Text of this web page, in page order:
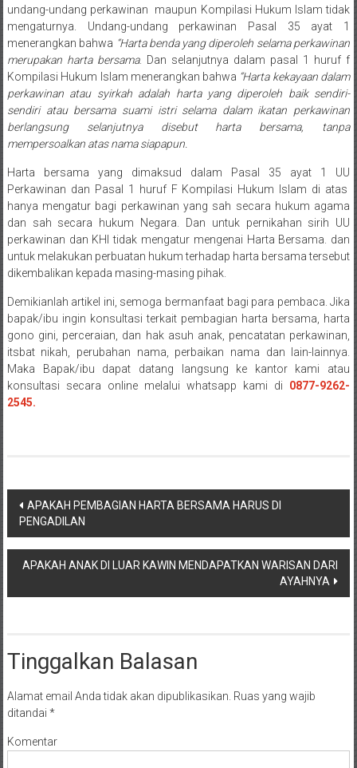
panjang/
Kayutanam/
Baso/
Payakumbung/
Tanjung
pati/
Sarilamak/
Hulu
Pasaman/
Kapur
IX/
Pangkalan/
Riau/
Pekanbaru/
Bangkinang/
Duri/
Dumai
Pangkal
Pinang/
Sulawesi,
NTT/
Barat/
Kalimantan
Timur/
Kalimantan
Selatan/
Terdekat
undang-undang perkawinan maupun Kompilasi Hukum Islam tidak
mengaturnya. Undang-undang perkawinan Pasal 35 ayat 1
menerangkan bahwa “Harta benda yang diperoleh selama perkawinan
merupakan harta bersama. Dan selanjutnya dalam pasal 1 huruf f
Kompilasi Hukum Islam menerangkan bahwa “Harta kekayaan dalam
perkawinan atau syirkah adalah harta yang diperoleh baik sendiri-
sendiri atau bersama suami istri selama dalam ikatan perkawinan
berlangsung selanjutnya disebut harta bersama, tanpa
mempersoalkan atas nama siapapun.
Harta bersama yang dimaksud dalam Pasal 35 ayat 1 UU
Perkawinan dan Pasal 1 huruf F Kompilasi Hukum Islam di atas
hanya mengatur bagi perkawinan yang sah secara hukum agama
dan sah secara hukum Negara. Dan untuk pernikahan sirih UU
perkawinan dan KHI tidak mengatur mengenai Harta Bersama. dan
untuk melakukan perbuatan hukum terhadap harta bersama tersebut
dikembalikan kepada masing-masing pihak.
Demikianlah artikel ini, semoga bermanfaat bagi para pembaca. Jika
bapak/ibu ingin konsultasi terkait pembagian harta bersama, harta
gono gini, perceraian, dan hak asuh anak, pencatatan perkawinan,
itsbat nikah, perubahan nama, perbaikan nama dan lain-lainnya.
Maka Bapak/ibu dapat datang langsung ke kantor kami atau
konsultasi secara online melalui whatsapp kami di 0877-9262-
2545.
Navigasi
pos
APAKAH PEMBAGIAN HARTA BERSAMA HARUS DI
PENGADILAN
APAKAH ANAK DI LUAR KAWIN MENDAPATKAN WARISAN DARI
AYAHNYA
Tinggalkan Balasan
Alamat email Anda tidak akan dipublikasikan. Ruas yang wajib
ditandai *
Komentar